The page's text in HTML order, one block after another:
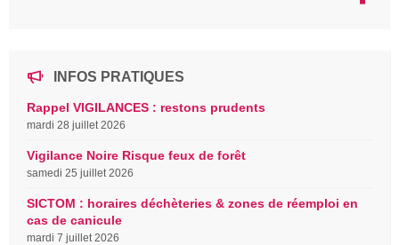
INFOS PRATIQUES
Rappel VIGILANCES : restons prudents
mardi 28 juillet 2026
Vigilance Noire Risque feux de forêt
samedi 25 juillet 2026
SICTOM : horaires déchèteries & zones de réemploi en
cas de canicule
mardi 7 juillet 2026